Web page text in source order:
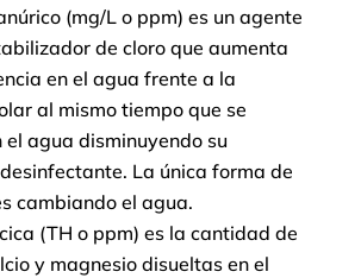
(mg/L o ppm) es un agente
de cloro que aumenta
en el agua frente a la
al mismo tiempo que se
el agua disminuyendo su
La única forma de
cambiando el agua.
(TH o ppm) es la cantidad de
y magnesio disueltas en el